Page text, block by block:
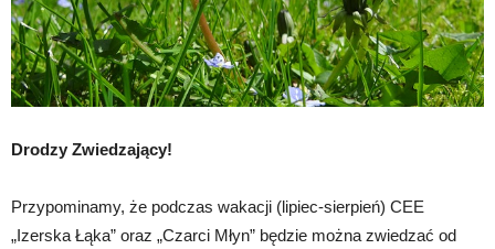
Drodzy Zwiedzający!
Przypominamy, że podczas wakacji (lipiec-sierpień) CEE
„Izerska Łąka” oraz „Czarci Młyn” będzie można zwiedzać od